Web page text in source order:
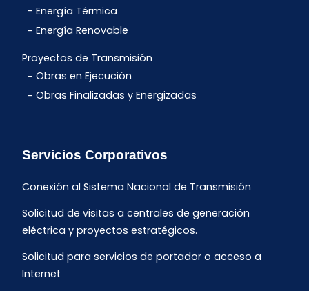
Energía Térmica
Energía Renovable
Proyectos de Transmisión
Obras en Ejecución
Obras Finalizadas y Energizadas
Servicios Corporativos
Conexión al Sistema Nacional de Transmisión
Solicitud de visitas a centrales de generación
eléctrica y proyectos estratégicos.
Solicitud para servicios de portador o acceso a
Internet